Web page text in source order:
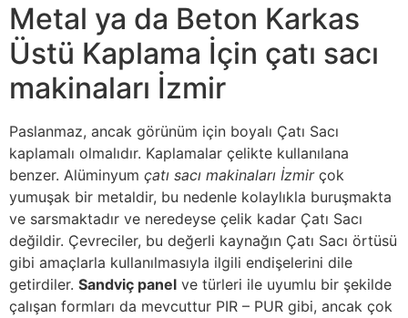
Metal ya da Beton Karkas
Üstü Kaplama İçin çatı sacı
makinaları İzmir
Paslanmaz, ancak görünüm için boyalı Çatı Sacı
kaplamalı olmalıdır. Kaplamalar çelikte kullanılana
benzer. Alüminyum çatı sacı makinaları İzmirçok
yumuşak bir metaldir, bu nedenle kolaylıkla buruşmakta
ve sarsmaktadır ve neredeyse çelik kadar Çatı Sacı
değildir. Çevreciler, bu değerli kaynağın Çatı Sacı örtüsü
gibi amaçlarla kullanılmasıyla ilgili endişelerini dile
getirdiler. Sandviç panel ve türleri ile uyumlu bir şekilde
çalışan formları da mevcuttur PIR – PUR gibi, ancak çok